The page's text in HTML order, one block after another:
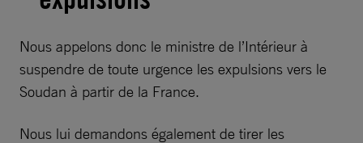
Nous appelons donc le ministre de l’Intérieur à
suspendre de toute urgence les expulsions vers le
Soudan à partir de la France.
Nous lui demandons également de tirer les